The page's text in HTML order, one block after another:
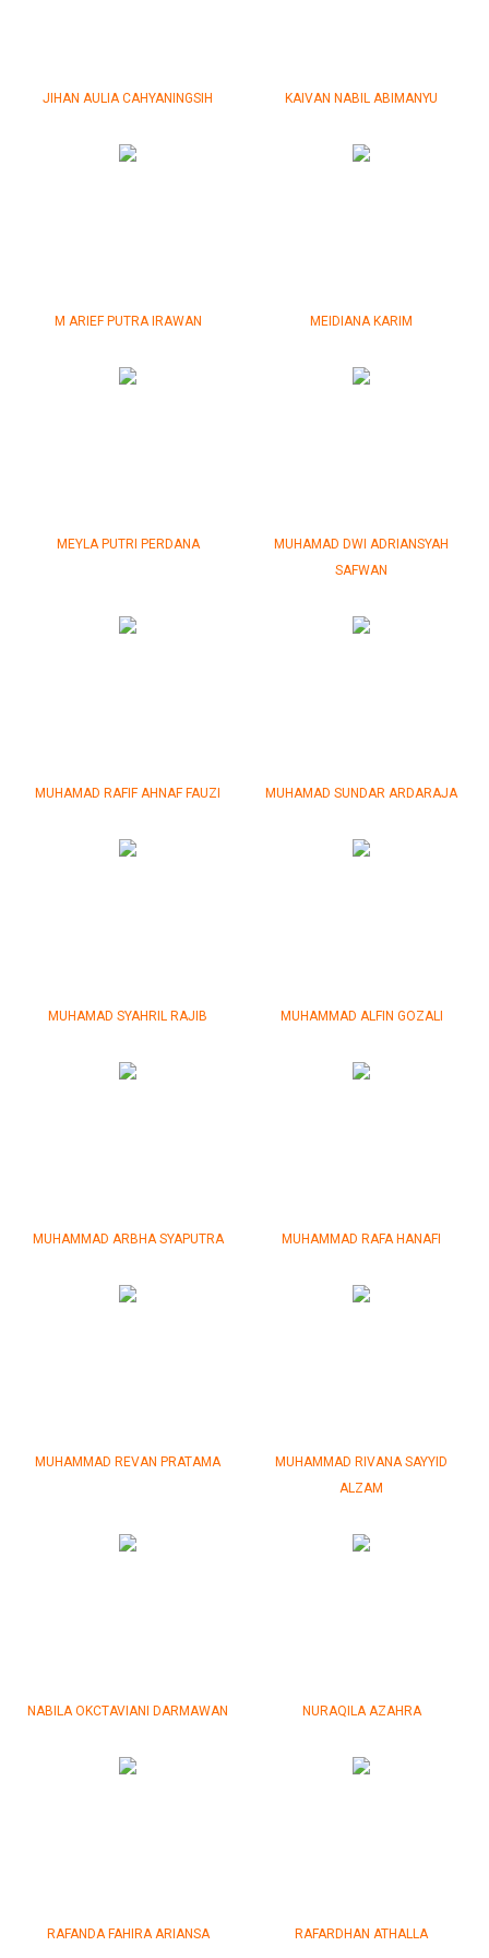
JIHAN AULIA CAHYANINGSIH KAIVAN NABIL ABIMANYU
M ARIEF PUTRA IRAWAN MEIDIANA KARIM
MEYLA PUTRI PERDANA
MUHAMAD DWI ADRIANSYAH
SAFWAN
MUHAMAD RAFIF AHNAF FAUZI MUHAMAD SUNDAR ARDARAJA
MUHAMAD SYAHRIL RAJIB MUHAMMAD ALFIN GOZALI
MUHAMMAD ARBHA SYAPUTRA MUHAMMAD RAFA HANAFI
MUHAMMAD REVAN PRATAMA
MUHAMMAD RIVANA SAYYID
ALZAM
NABILA OKCTAVIANI DARMAWAN NURAQILA AZAHRA
RAFANDA FAHIRA ARIANSA RAFARDHAN ATHALLA